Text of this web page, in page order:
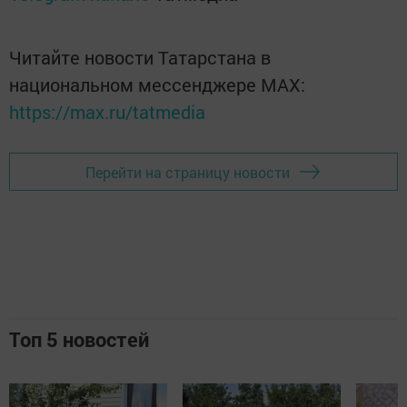
Читайте новости Татарстана в
национальном мессенджере MАХ:
https://max.ru/tatmedia
Перейти на страницу новости
Топ 5 новостей